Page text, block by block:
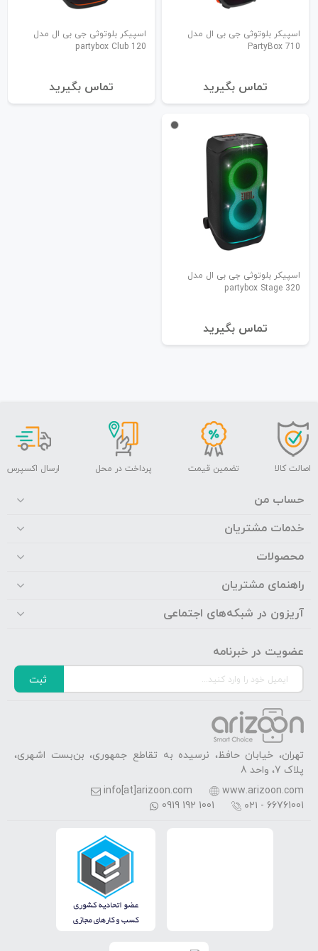
اسپیکر بلوتوثی جی بی ال مدل
PartyBox 710
تماس بگیرید
اسپیکر بلوتوثی جی بی ال مدل
partybox Club 120
تماس بگیرید
اسپیکر بلوتوثی جی بی ال مدل
partybox Stage 320
تماس بگیرید
اصالت کالا تضمین قیمت پرداخت در محل ارسال اکسپرس
حساب من
خدمات مشتریان
محصولات
راهنمای مشتریان
آریزون در شبکه‌های اجتماعی
عضویت در خبرنامه
ثبت
تهران، خیابان حافظ، نرسیده به تقاطع جمهوری، بن‌بست اشهری،
پلاک 7، واحد 8
www.arizoon.com
info[at]arizoon.com
۰۲۱ - 66761001
0919 192 1001